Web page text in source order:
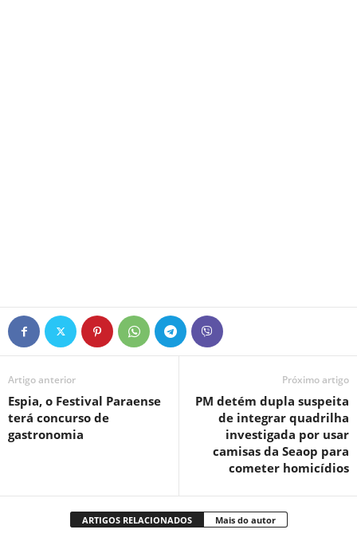
Artigo anterior
Espia, o Festival Paraense
terá concurso de
gastronomia
Próximo artigo
PM detém dupla suspeita
de integrar quadrilha
investigada por usar
camisas da Seaop para
cometer homicídios
ARTIGOS RELACIONADOS Mais do autor